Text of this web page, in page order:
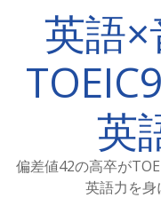
英語
英
偏差値42の高卒が
英語力を